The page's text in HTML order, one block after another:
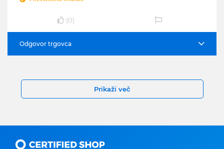
(0)
Odgovor trgovca
Prikaži več